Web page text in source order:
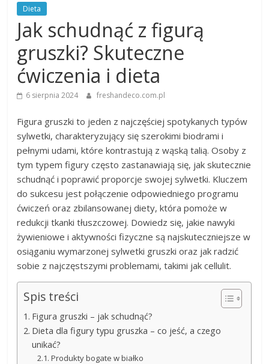
Dieta
Jak schudnąć z figurą
gruszki? Skuteczne
ćwiczenia i dieta
6 sierpnia 2024 freshandeco.com.pl
Figura gruszki to jeden z najczęściej spotykanych typów
sylwetki, charakteryzujący się szerokimi biodrami i
pełnymi udami, które kontrastują z wąską talią. Osoby z
tym typem figury często zastanawiają się, jak skutecznie
schudnąć i poprawić proporcje swojej sylwetki. Kluczem
do sukcesu jest połączenie odpowiedniego programu
ćwiczeń oraz zbilansowanej diety, która pomoże w
redukcji tkanki tłuszczowej. Dowiedz się, jakie nawyki
żywieniowe i aktywności fizyczne są najskuteczniejsze w
osiąganiu wymarzonej sylwetki gruszki oraz jak radzić
sobie z najczęstszymi problemami, takimi jak cellulit.
Spis treści
Figura gruszki – jak schudnąć?
Dieta dla figury typu gruszka – co jeść, a czego
unikać?
Produkty bogate w białko